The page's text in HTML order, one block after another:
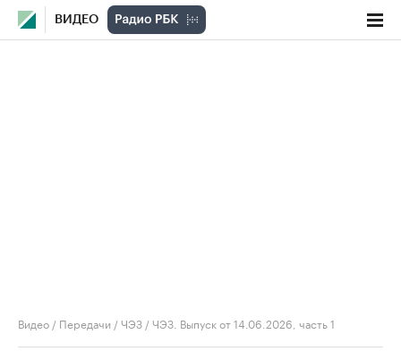
ВИДЕО
Видео / Передачи /ЧЭЗ /ЧЭЗ. Выпуск от 14.06.2026, часть 1